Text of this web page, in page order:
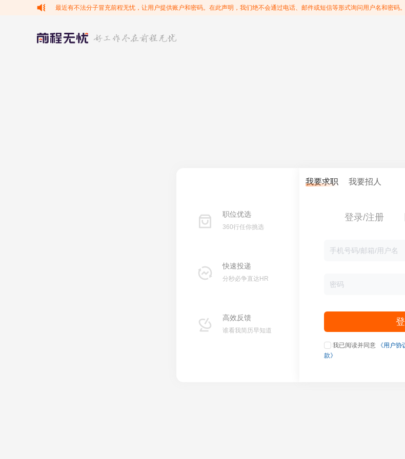
最近有不法分子冒充前程无忧，让用户提供账户和密码。在此声明，我们绝不会通过电话、邮件或短信等形式询问用户名和密码
职位优选
360行任你挑选
快速投递
分秒必争直达HR
高效反馈
谁看我简历早知道
我要求职 我要招人
登录/注册
我已阅读并同意 《用户协
款》